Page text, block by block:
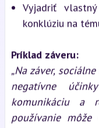
Vyjadriť
konklúziu na
Príklad záveru:
„Na záver,
negatívne
komunikáciu a
používanie môže